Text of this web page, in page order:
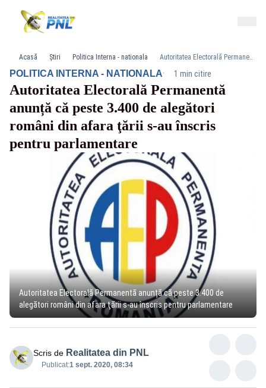
Acasă Știri Politica Interna - nationala Autoritatea Electorală Permanentă anunță că peste 3.400 de alegători români din afara ţării s-au înscris pentru parlamentare
POLITICA INTERNA - NATIONALA· 1 min citire
Autoritatea Electorală Permanentă
anunță că peste 3.400 de alegători
români din afara ţării s-au înscris
pentru parlamentare
Autoritatea Electorală Permanentă anunță că peste 3.400 de
alegători români din afara ţării s-au înscris pentru parlamentare
Scris de Realitatea din PNL
Publicat:1 sept. 2020, 08:34